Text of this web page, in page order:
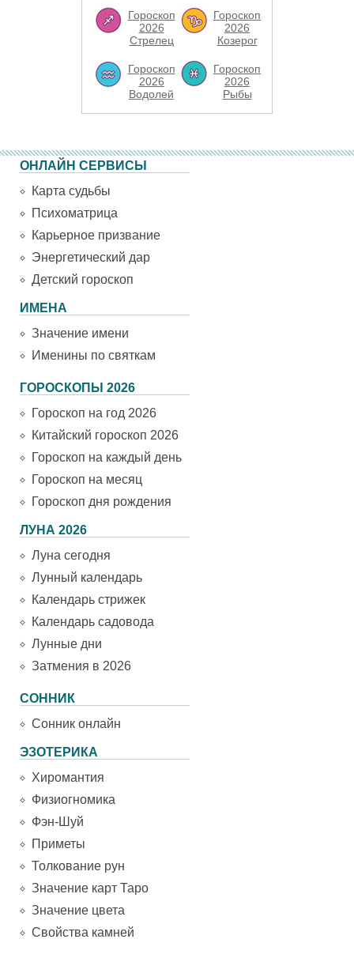
Гороскоп
2026
Стрелец
Гороскоп
2026
Козерог
Гороскоп
2026
Водолей
Гороскоп
2026
Рыбы
ОНЛАЙН СЕРВИСЫ
Карта судьбы
Психоматрица
Карьерное призвание
Энергетический дар
Детский гороскоп
ИМЕНА
Значение имени
Именины по святкам
ГОРОСКОПЫ 2026
Гороскоп на год 2026
Китайский гороскоп 2026
Гороскоп на каждый день
Гороскоп на месяц
Гороскоп дня рождения
ЛУНА 2026
Луна сегодня
Лунный календарь
Календарь стрижек
Календарь садовода
Лунные дни
Затмения в 2026
СОННИК
Сонник онлайн
ЭЗОТЕРИКА
Хиромантия
Физиогномика
Фэн-Шуй
Приметы
Толкование рун
Значение карт Таро
Значение цвета
Свойства камней